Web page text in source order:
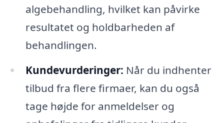
algebehandling, hvilket kan påvirke
resultatet og holdbarheden af
behandlingen.
Kundevurderinger: Når du indhenter
tilbud fra flere firmaer, kan du også
tage højde for anmeldelser og